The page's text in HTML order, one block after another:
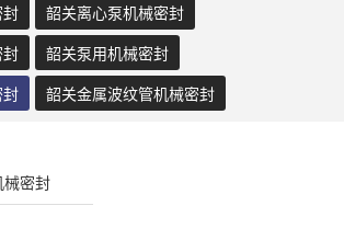
韶关离心泵机械密封
韶关泵用机械密封
韶关金属波纹管机械密封
密封